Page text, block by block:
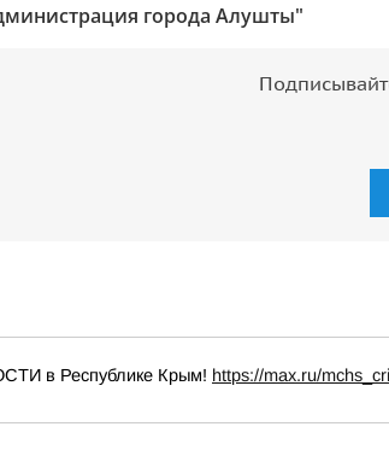
города Алушты"
в Республике Крым! https://max.ru/